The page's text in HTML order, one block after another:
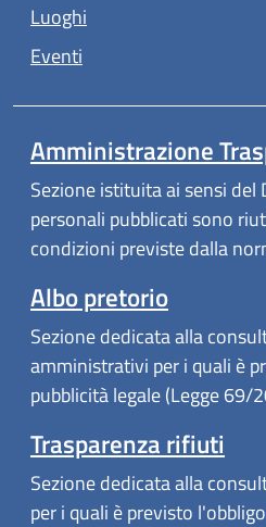
Luoghi
Eventi
Amministrazione
Sezione istituita ai sensi del
personali pubblicati sono
condizioni previste dalla
Albo pretorio
Sezione dedicata alla
amministrativi per i quali è
pubblicità legale (Legge 69/
Trasparenza rifiuti
Sezione dedicata alla
per i quali è previsto